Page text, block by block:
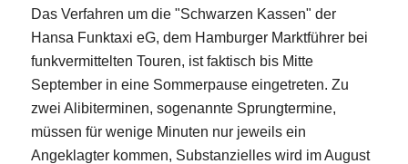
Das Verfahren um die "Schwarzen Kassen" der
Hansa Funktaxi eG, dem Hamburger Marktführer bei
funkvermittelten Touren, ist faktisch bis Mitte
September in eine Sommerpause eingetreten. Zu
zwei Alibiterminen, sogenannte Sprungtermine,
müssen für wenige Minuten nur jeweils ein
Angeklagter kommen, Substanzielles wird im August